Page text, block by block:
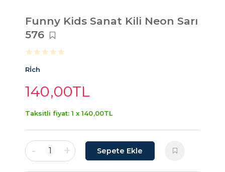
Funny Kids Sanat Kili Neon Sarı
576
Rİch
140,00TL
Taksitli fiyat: 1 x 140,00TL
- 1 + Sepete Ekle